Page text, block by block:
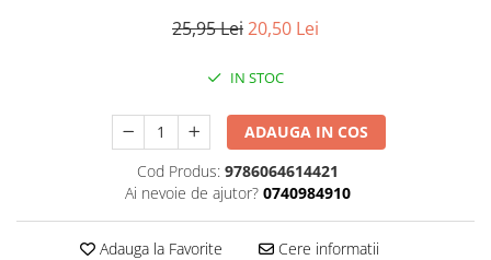
Publicistica / Reportaje / Interviuri
Sociologie si filozofie
25,95 Lei20,50 Lei
IN STOC
ADAUGA IN COS
Cod Produs: 9786064614421
Ai nevoie de ajutor? 0740984910
Adauga la Favorite Cere informatii